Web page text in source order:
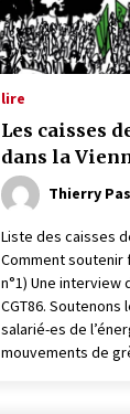
lire
Les caisses
dans la
Thierry
Liste des caisses
Comment soutenir
n°1) Une interview
CGT86.
salarié-es de
mouvements de